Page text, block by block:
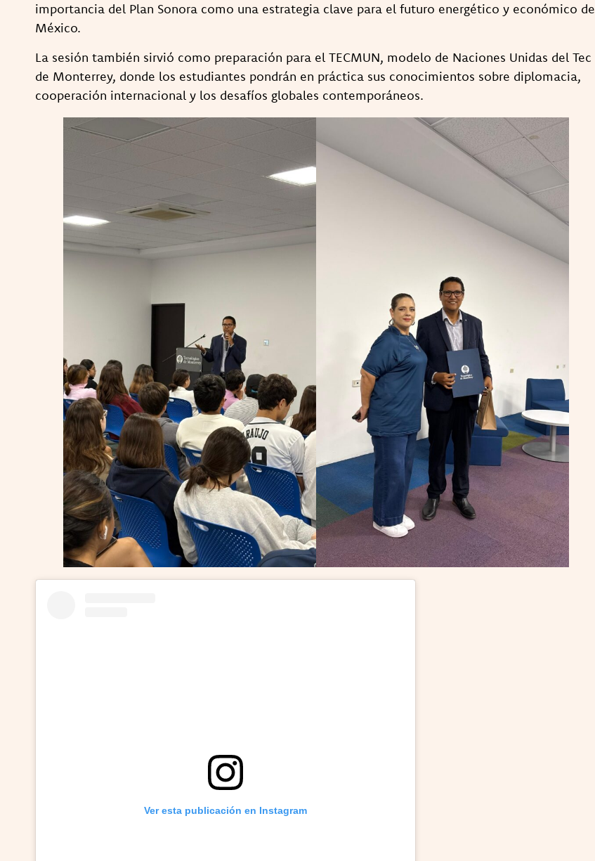
importancia del Plan Sonora como una estrategia clave para el futuro energético y económico de
México.
La sesión también sirvió como preparación para el TECMUN, modelo de Naciones Unidas del Tec
de Monterrey, donde los estudiantes pondrán en práctica sus conocimientos sobre diplomacia,
cooperación internacional y los desafíos globales contemporáneos.
Ver esta publicación en Instagram